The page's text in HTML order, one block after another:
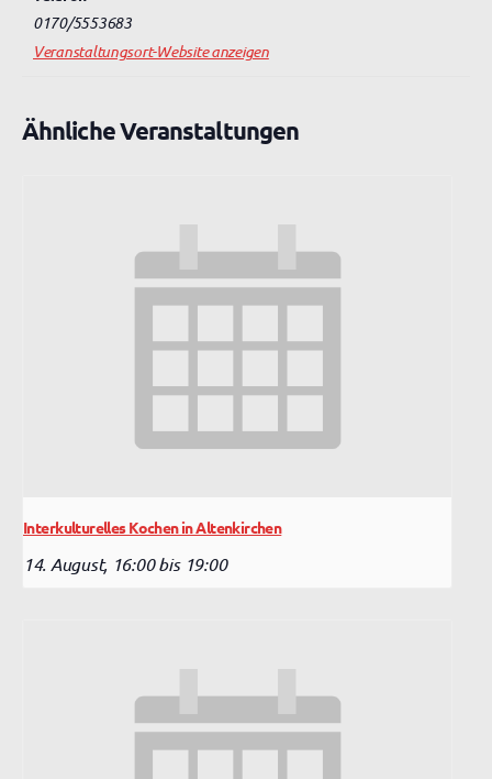
0170/5553683
Veranstaltungsort-Website anzeigen
Ähnliche Veranstaltungen
Interkulturelles Kochen in Altenkirchen
14. August, 16:00 bis 19:00